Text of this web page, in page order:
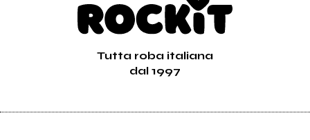
Tutta roba italiana
dal 1997